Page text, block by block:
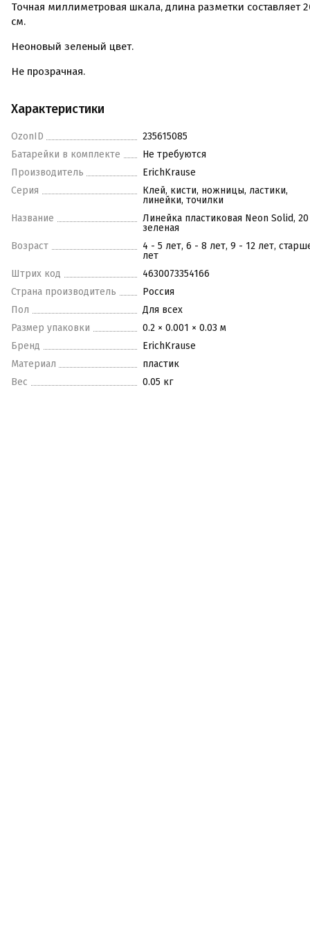
Точная миллиметровая шкала, длина разметки составляет
см.
Неоновый зеленый цвет.
Не прозрачная.
Характеристики
OzonID
235615085
Батарейки в комплекте
Не требуются
Производитель
ErichKrause
Серия
Клей, кисти, ножницы, ластики,
линейки, точилки
Название
Линейка пластиковая Neon Solid,
зеленая
Возраст
4 - 5 лет, 6 - 8 лет, 9 - 12 лет,
лет
Штрих код
4630073354166
Страна производитель
Россия
Пол
Для всех
Размер упаковки
0.2 × 0.001 × 0.03 м
Бренд
ErichKrause
Материал
пластик
Вес
0.05 кг